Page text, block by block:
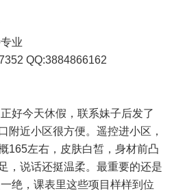
业
QQ:3884866162
好今天休假，联系妹子后发了
附近小区很方便。遥控进小区，
165左右，皮肤白皙，身材前凸
，说话还挺温柔。最重要的还是
绝，课表里这些项目样样到位